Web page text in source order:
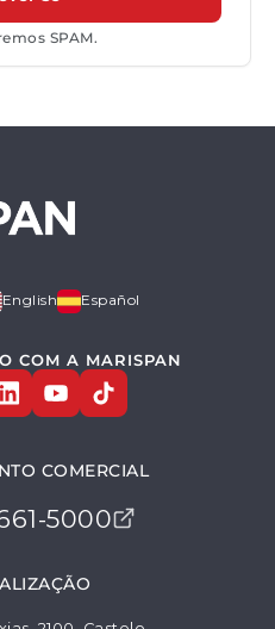
SPAM.
English Español
COM A MARISPAN
COMERCIAL
5000